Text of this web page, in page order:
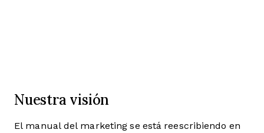
Nuestra visión
El manual del marketing se está reescribiendo en